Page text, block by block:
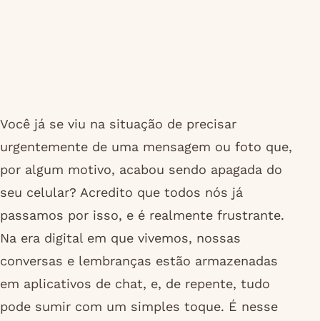
Você já se viu na situação de precisar
urgentemente de uma mensagem ou foto que,
por algum motivo, acabou sendo apagada do
seu celular? Acredito que todos nós já
passamos por isso, e é realmente frustrante.
Na era digital em que vivemos, nossas
conversas e lembranças estão armazenadas
em aplicativos de chat, e, de repente, tudo
pode sumir com um simples toque. É nesse